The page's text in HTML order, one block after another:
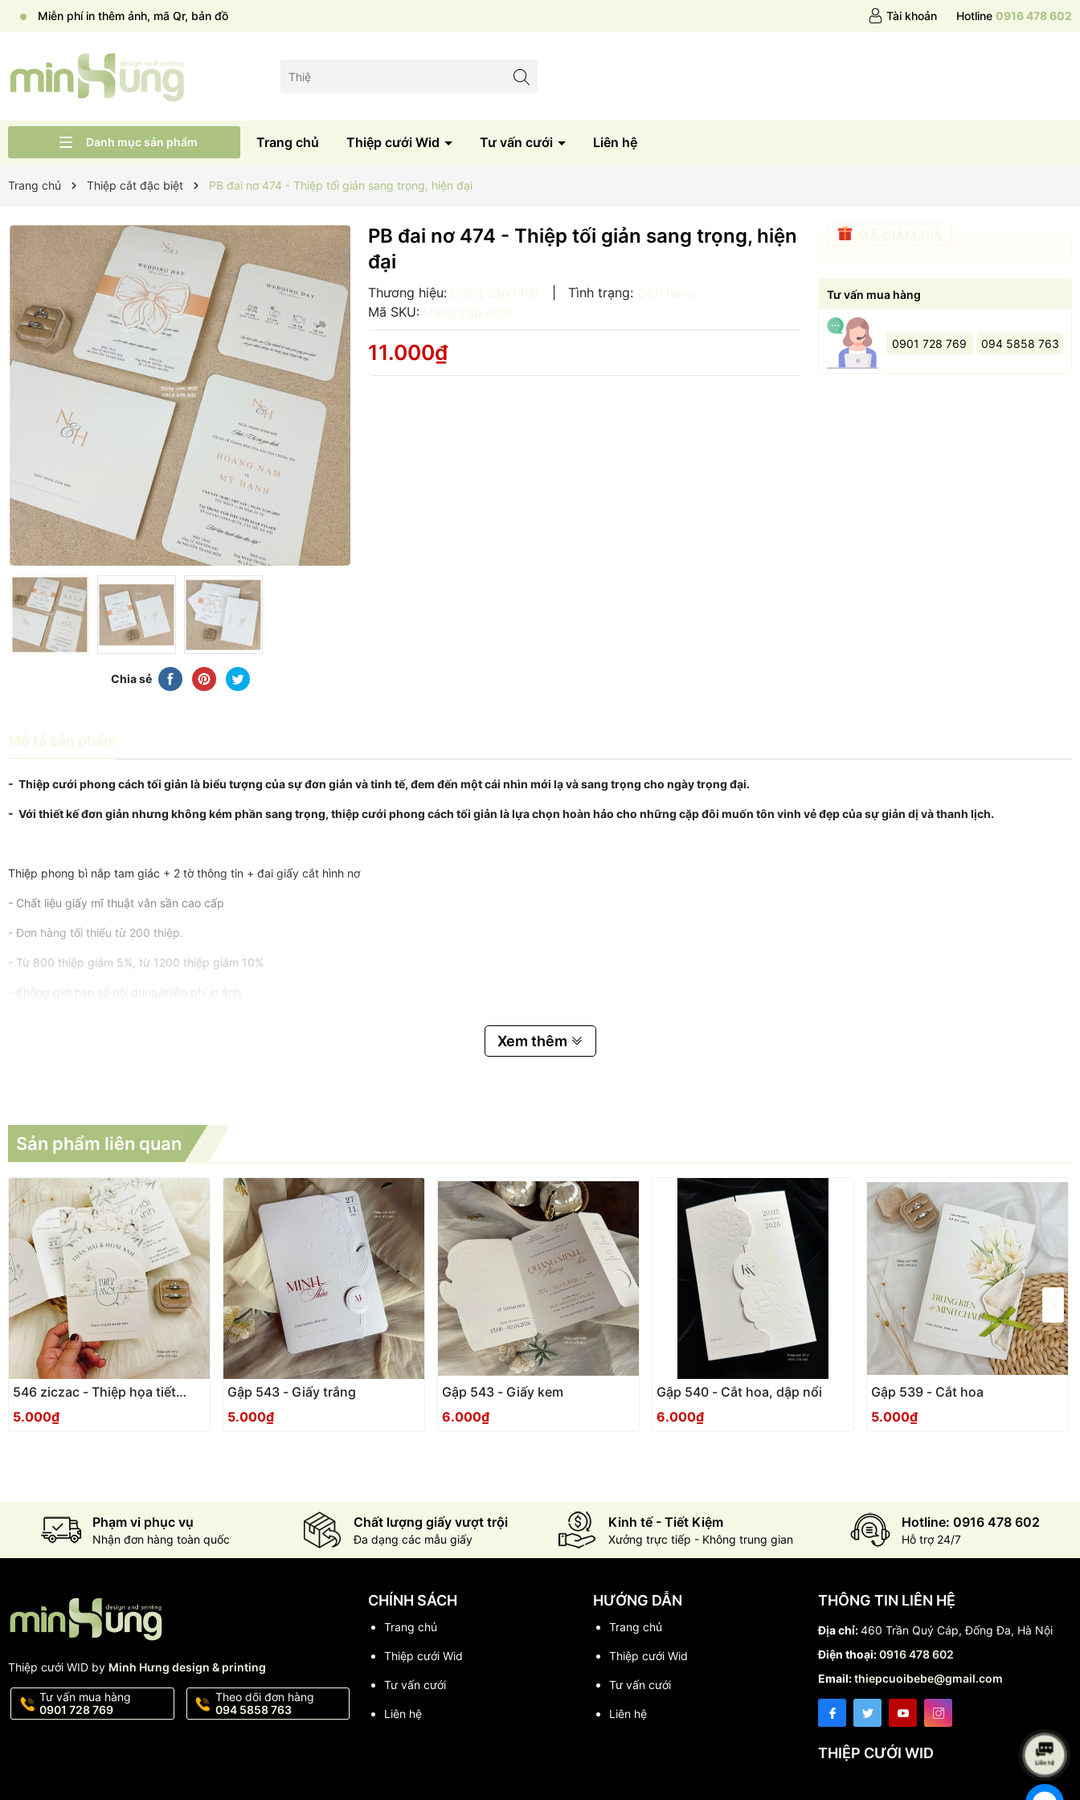
Miễn phí in thêm ảnh, mã Qr, bản đồ Tài khoản Hotline 0916 478 602
Danh mục sản phẩm Trang chủ Thiệp cưới Wid Tư vấn cưới Liên hệ
Trang chủ Thiệp cắt đặc biệt PB đai nơ 474 - Thiệp tối giản sang trọng, hiện đại
Chia sẻ
PB đai nơ 474 - Thiệp tối giản sang trọng, hiện
đại
Thương hiệu: Đang cập nhật Tình trạng: Còn hàng
Mã SKU: Đang cập nhật
11.000₫
Tư vấn mua hàng
0901 728 769 094 5858 763
Mô tả sản phẩm
- Thiệp cưới phong cách tối giản là biểu tượng của sự đơn giản và tinh tế, đem đến một cái nhìn mới lạ và sang trọng cho ngày trọng đại.
- Với thiết kế đơn giản nhưng không kém phần sang trọng, thiệp cưới phong cách tối giản là lựa chọn hoàn hảo cho những cặp đôi muốn tôn vinh vẻ đẹp của sự giản dị và thanh lịch.
Thiệp phong bì nắp tam giác + 2 tờ thông tin + đai giấy cắt hình nơ
- Chất liệu giấy mĩ thuật vân sần cao cấp
- Đơn hàng tối thiểu từ 200 thiệp.
- Từ 800 thiệp giảm 5%, từ 1200 thiệp giảm 10%
- Không giới hạn số nội dung/miễn phí in ảnh
Xem thêm
Sản phẩm liên quan
546 ziczac - Thiệp họa tiết
Vintage hiện đại, sang trọng
5.000₫
Gập 543 - Giấy trắng
5.000₫
Gập 543 - Giấy kem
6.000₫
Gập 540 - Cắt hoa, dập nổi
6.000₫
Gập 539 - Cắt hoa
5.000₫
Phạm vi phục vụ
Nhận đơn hàng toàn quốc
Chất lượng giấy vượt trội
Đa dạng các mẫu giấy
Kinh tế - Tiết Kiệm
Xưởng trực tiếp - Không trung gian
Hotline: 0916 478 602
Hỗ trợ 24/7
Thiệp cưới WID by Minh Hưng design & printing
Tư vấn mua hàng
0901 728 769
Theo dõi đơn hàng
094 5858 763
CHÍNH SÁCH
Trang chủ
Thiệp cưới Wid
Tư vấn cưới
Liên hệ
HƯỚNG DẪN
Trang chủ
Thiệp cưới Wid
Tư vấn cưới
Liên hệ
THÔNG TIN LIÊN HỆ
Địa chỉ:460 Trần Quý Cáp, Đống Đa, Hà Nội
Điện thoại:0916 478 602
Email:thiepcuoibebe@gmail.com
THIỆP CƯỚI WID